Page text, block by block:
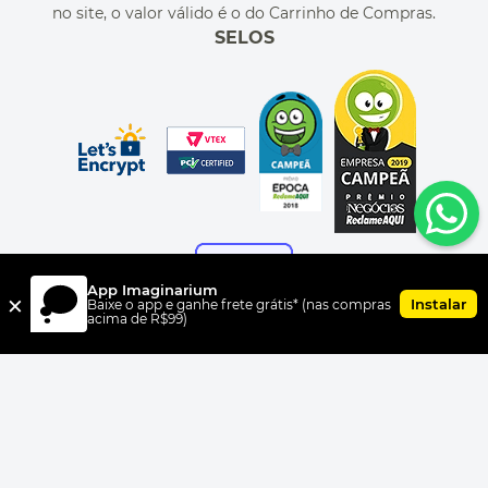
no site, o valor válido é o do Carrinho de Compras.
SELOS
FORMAS DE PAGAMENTO
× App Imaginarium
Baixe o app e ganhe frete grátis* (nas compras
acima de R$99)
Instalar